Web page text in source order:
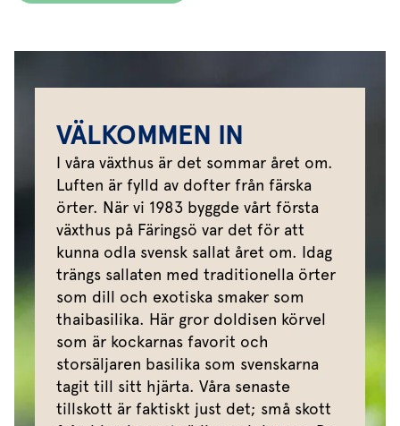
VÄLKOMMEN IN
I våra växthus är det sommar året om.
Luften är fylld av dofter från färska
örter. När vi 1983 byggde vårt första
växthus på Färingsö var det för att
kunna odla svensk sallat året om. Idag
trängs sallaten med traditionella örter
som dill och exotiska smaker som
thaibasilika. Här gror doldisen körvel
som är kockarnas favorit och
storsäljaren basilika som svenskarna
tagit till sitt hjärta. Våra senaste
tillskott är faktiskt just det; små skott